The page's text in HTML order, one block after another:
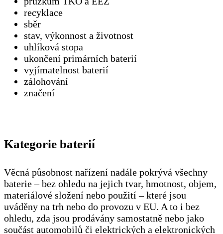
recyklace
sběr
stav, výkonnost a životnost
uhlíková stopa
ukončení primárních baterií
vyjímatelnost baterií
zálohování
značení
Kategorie baterií
Věcná působnost nařízení nadále pokrývá všechny
baterie – bez ohledu na jejich tvar, hmotnost, objem,
materiálové složení nebo použití – které jsou
uváděny na trh nebo do provozu v EU. A to i bez
ohledu, zda jsou prodávány samostatně nebo jako
součást automobilů či elektrických a elektronických